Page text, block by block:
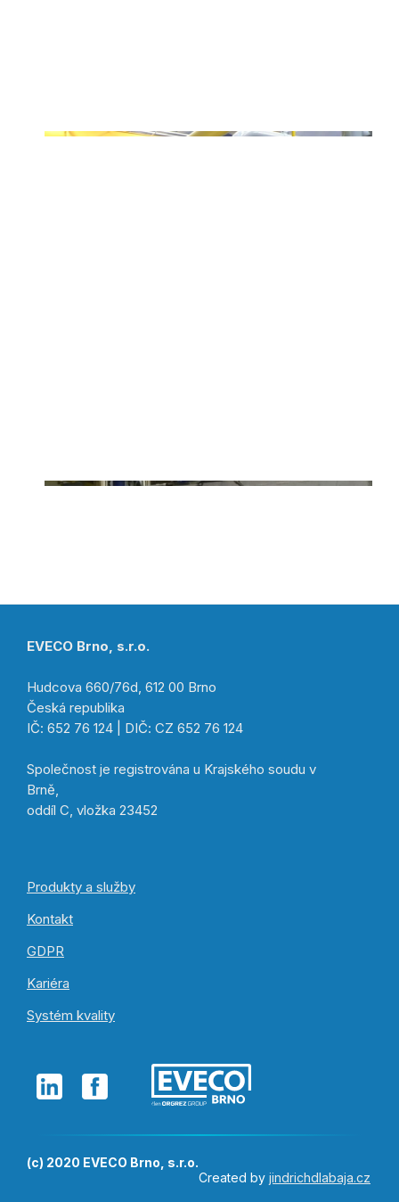
EVECO Brno, s.r.o.
Hudcova 660/76d, 612 00 Brno
Česká republika
IČ: 652 76 124 | DIČ: CZ 652 76 124
Společnost je registrována u Krajského soudu v
Brně,
oddíl C, vložka 23452
Produkty a služby
Kontakt
GDPR
Kariéra
Systém kvality
(c) 2020 EVECO Brno, s.r.o.
Created by jindrichdlabaja.cz